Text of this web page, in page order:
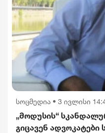
სოცმედია • 3 ივლისი
„მოდუსის“
გიცავენ